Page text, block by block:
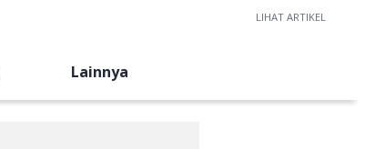
Lainnya
LIHAT ARTIKEL